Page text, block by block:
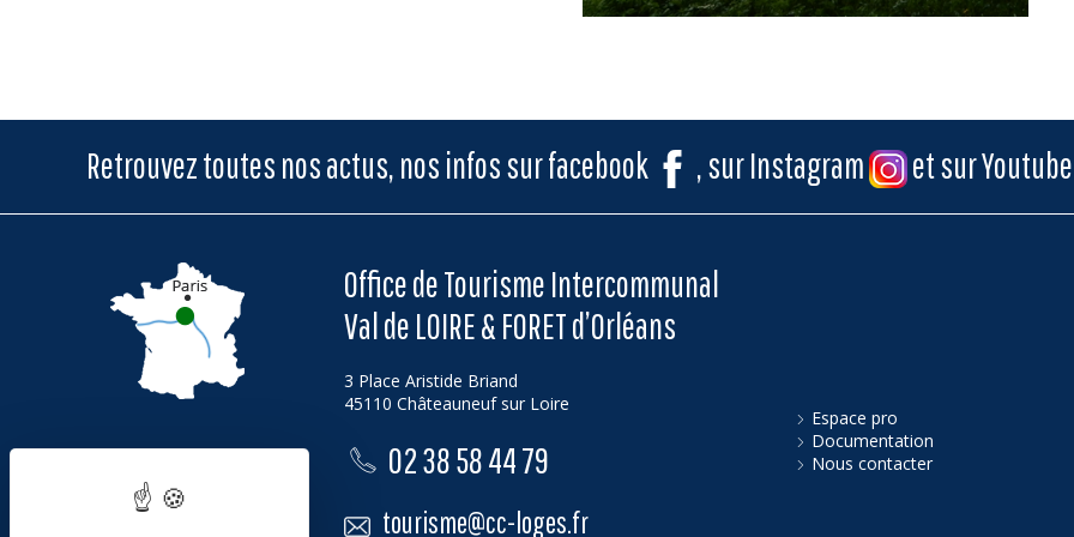
Retrouvez toutes nos actus, nos infos sur facebook , sur Instagram et sur
Office de Tourisme Intercommunal
Val de LOIRE & FORET d’Orléans
3 Place Aristide Briand
45110 Châteauneuf sur Loire
02 38 58 44 79
tourisme@cc-loges.fr
Espace pro
Documentation
Nous contacter